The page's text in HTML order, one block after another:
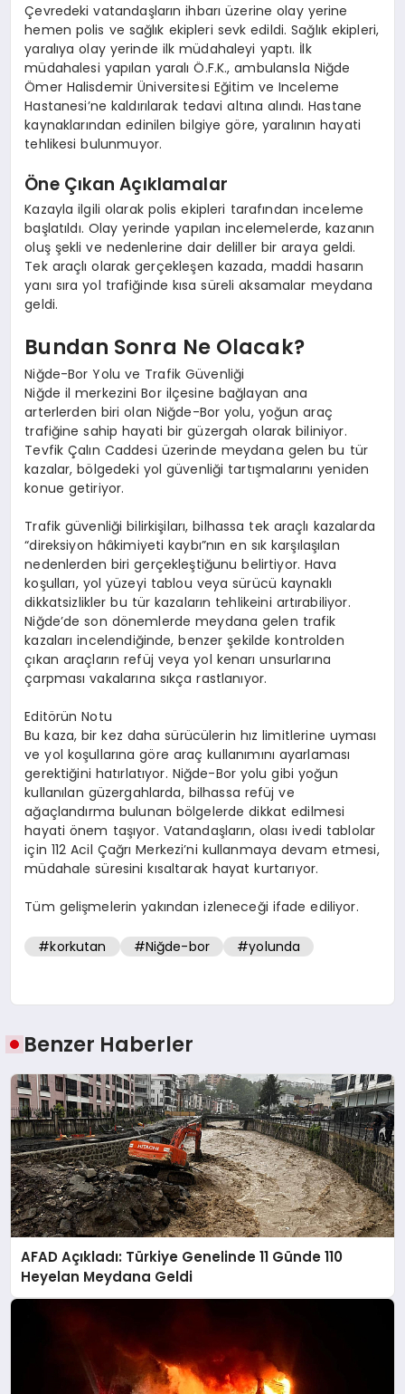
Çevredeki vatandaşların ihbarı üzerine olay yerine
hemen polis ve sağlık ekipleri sevk edildi. Sağlık ekipleri,
yaralıya olay yerinde ilk müdahaleyi yaptı. İlk
müdahalesi yapılan yaralı Ö.F.K., ambulansla Niğde
Ömer Halisdemir Üniversitesi Eğitim ve Inceleme
Hastanesi’ne kaldırılarak tedavi altına alındı. Hastane
kaynaklarından edinilen bilgiye göre, yaralının hayati
tehlikesi bulunmuyor.
Öne Çıkan Açıklamalar
Kazayla ilgili olarak polis ekipleri tarafından inceleme
başlatıldı. Olay yerinde yapılan incelemelerde, kazanın
oluş şekli ve nedenlerine dair deliller bir araya geldi.
Tek araçlı olarak gerçekleşen kazada, maddi hasarın
yanı sıra yol trafiğinde kısa süreli aksamalar meydana
geldi.
Bundan Sonra Ne Olacak?
Niğde-Bor Yolu ve Trafik Güvenliği
Niğde il merkezini Bor ilçesine bağlayan ana
arterlerden biri olan Niğde-Bor yolu, yoğun araç
trafiğine sahip hayati bir güzergah olarak biliniyor.
Tevfik Çalın Caddesi üzerinde meydana gelen bu tür
kazalar, bölgedeki yol güvenliği tartışmalarını yeniden
konue getiriyor.
Trafik güvenliği bilirkişiları, bilhassa tek araçlı kazalarda
“direksiyon hâkimiyeti kaybı”nın en sık karşılaşılan
nedenlerden biri gerçekleştiğunu belirtiyor. Hava
koşulları, yol yüzeyi tablou veya sürücü kaynaklı
dikkatsizlikler bu tür kazaların tehlikeini artırabiliyor.
Niğde’de son dönemlerde meydana gelen trafik
kazaları incelendiğinde, benzer şekilde kontrolden
çıkan araçların refüj veya yol kenarı unsurlarına
çarpması vakalarına sıkça rastlanıyor.
Editörün Notu
Bu kaza, bir kez daha sürücülerin hız limitlerine uyması
ve yol koşullarına göre araç kullanımını ayarlaması
gerektiğini hatırlatıyor. Niğde-Bor yolu gibi yoğun
kullanılan güzergahlarda, bilhassa refüj ve
ağaçlandırma bulunan bölgelerde dikkat edilmesi
hayati önem taşıyor. Vatandaşların, olası ivedi tablolar
için 112 Acil Çağrı Merkezi’ni kullanmaya devam etmesi,
müdahale süresini kısaltarak hayat kurtarıyor.
Tüm gelişmelerin yakından izleneceği ifade ediliyor.
#korkutan #Niğde-bor #yolunda
Benzer Haberler
AFAD Açıkladı: Türkiye Genelinde 11 Günde 110
Heyelan Meydana Geldi